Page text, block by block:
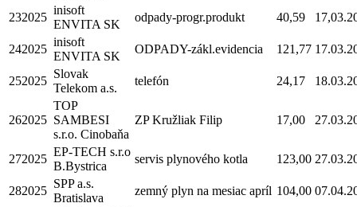
232025
inisoft
ENVITA SK
odpady-progr.produkt 40,59
242025
inisoft
ENVITA SK
ODPADY-zákl.evidencia 121,77
252025
Slovak
Telekom a.s.
telefón 24,17
262025
TOP
SAMBESI
s.r.o. Cinobaňa
ZP Kružliak Filip 17,00
272025
EP-TECH s.r.o
B.Bystrica
servis plynového kotla 123,00
282025
SPP a.s.
Bratislava
zemný plyn na mesiac apríl 104,00